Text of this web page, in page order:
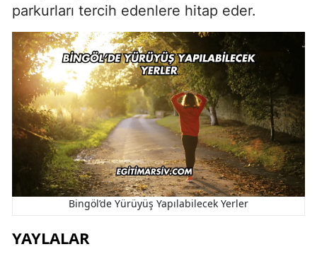
parkurları tercih edenlere hitap eder.
Bingöl’de Yürüyüş Yapılabilecek Yerler
YAYLALAR